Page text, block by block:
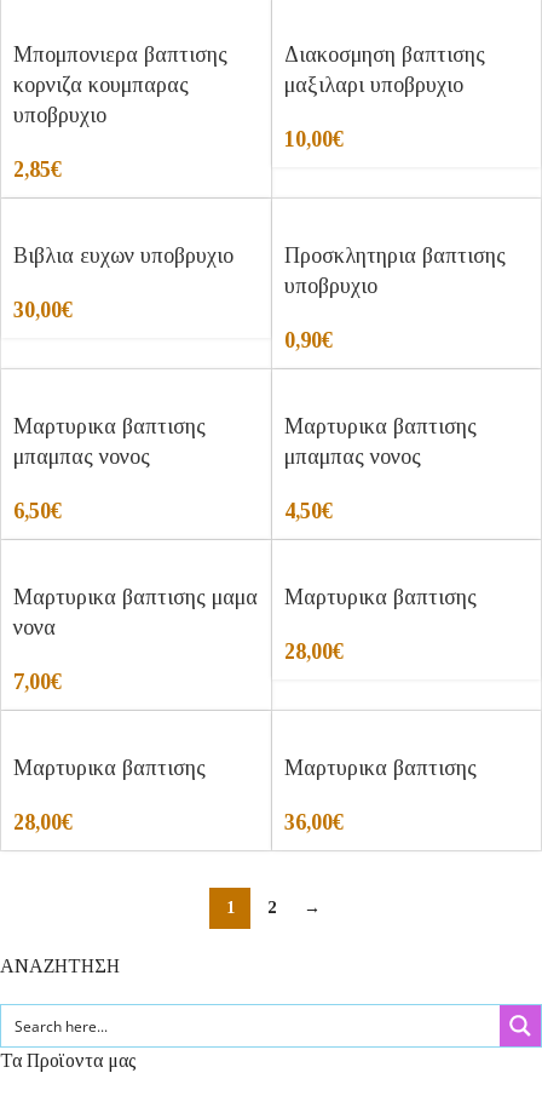
Μπομπονιερα βαπτισης
κορνιζα κουμπαρας
υποβρυχιο
2,85€
Διακοσμηση βαπτισης
μαξιλαρι υποβρυχιο
10,00€
Βιβλια ευχων υποβρυχιο
30,00€
Προσκλητηρια βαπτισης
υποβρυχιο
0,90€
Μαρτυρικα βαπτισης
μπαμπας νονος
6,50€
Μαρτυρικα βαπτισης
μπαμπας νονος
4,50€
Μαρτυρικα βαπτισης μαμα
νονα
7,00€
Μαρτυρικα βαπτισης
28,00€
Μαρτυρικα βαπτισης
28,00€
Μαρτυρικα βαπτισης
36,00€
1 2 →
ΑΝΑΖΗΤΗΣΗ
Τα Προϊοντα μας